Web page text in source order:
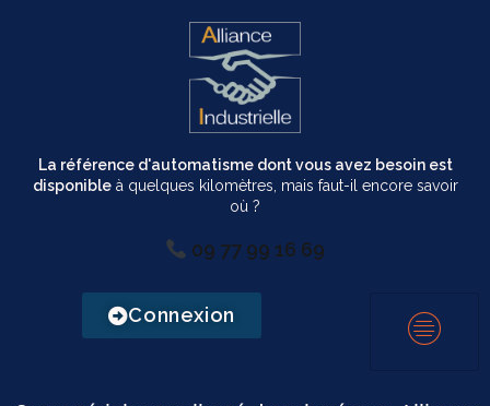
La référence d'automatisme dont vous avez besoin est
disponibleà quelques kilomètres, mais faut-il encore savoir
où ?
09 77 99 16 69
Connexion